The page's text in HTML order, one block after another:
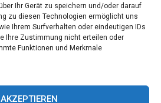
Ihr Gerät zu speichern und/oder darauf
zu diesen Technologien ermöglicht uns
Ihrem Surfverhalten oder eindeutigen IDs
Ihre Zustimmung nicht erteilen oder
Funktionen und Merkmale
AKZEPTIEREN